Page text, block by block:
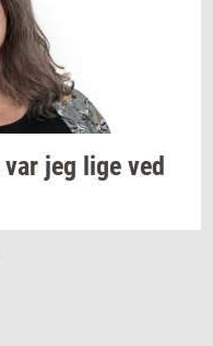
var jeg lige ved